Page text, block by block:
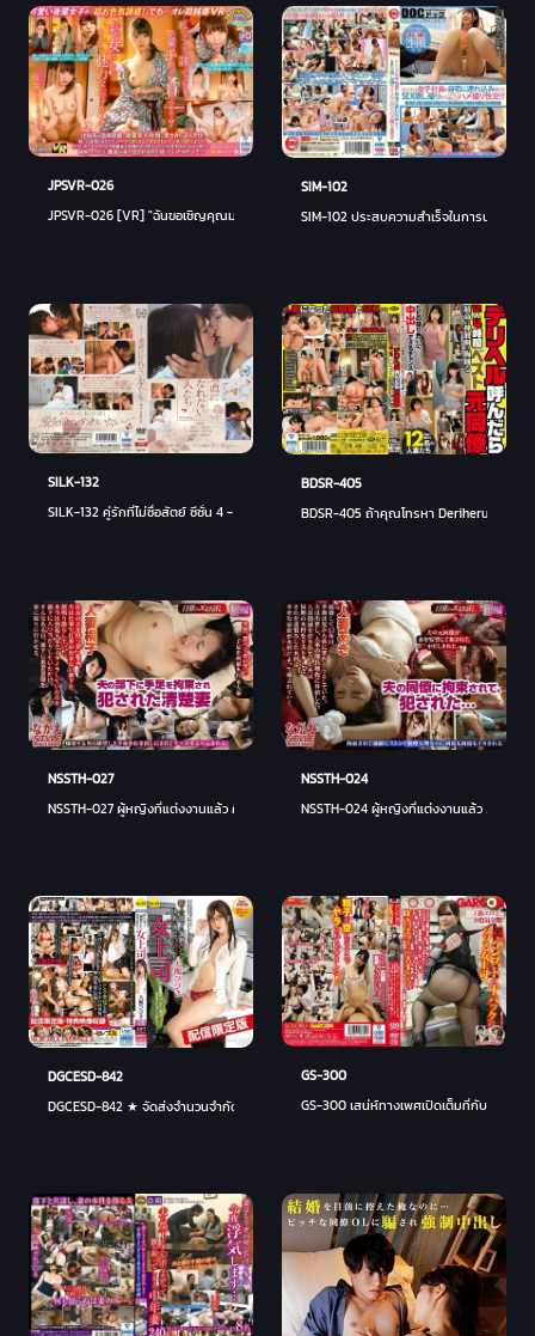
JPSVR-026
JPSVR-026 [VR] "ฉันขอเชิญคุณมาก ... รุ่นพี่ คุณช่วยฉันหน่อยได้ไหม ... " "ฉันเป็นผู้หญิง ... น่
SIM-102
SIM-102 ประสบความสำเร็จในการนำพนั
SILK-132
SILK-132 คู่รักที่ไม่ซื่อสัตย์ ซีซั่น 4 - มารี โคนิชิ
BDSR-405
BDSR-405 ถ้าคุณโทรหา Deriheru อดีตเ
NSSTH-027
NSSTH-027 ผู้หญิงที่แต่งงานแล้ว คิริโกะ ภรรยาเรียบร้อยที่ถูกคุมขังและกระทำความผิดโดย
NSSTH-024
NSSTH-024 ผู้หญิงที่แต่งงานแล้ว Aki ฉันถู
DGCESD-842
DGCESD-842 ★ จัดส่งจำนวนจำกัด! พร้อมโบนัสวิดีโอ★ บอสหญิง ฮิบิกิ โอสึกิ ที่ถูกฝึกโดย
GS-300
GS-300 เสน่ห์ทางเพศเปิดเต็มที่กับสามสิบ